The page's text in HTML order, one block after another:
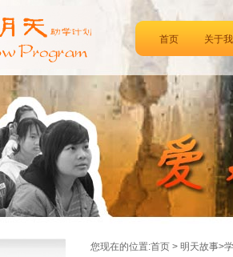
首页 关于
您现在的位置:首页 > 明天故事>